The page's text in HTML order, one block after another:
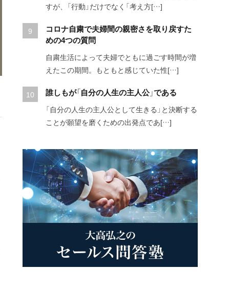
すが、「行動」だけでなく「考え方[…]
コロナ自粛で夫婦間の親密さを取り戻すた
めの4つの質問
自粛生活によって夫婦でともに過ごす時間が増
えたこの期間。もともと感じていた性[…]
誰しもが「自分の人生の主人公」である
「自分の人生の主人公として生きる」と決断する
ことが願望を磨くための出発点であ[…]